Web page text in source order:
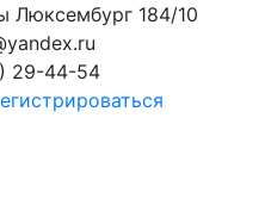
Люксембург 184/10
29-44-54